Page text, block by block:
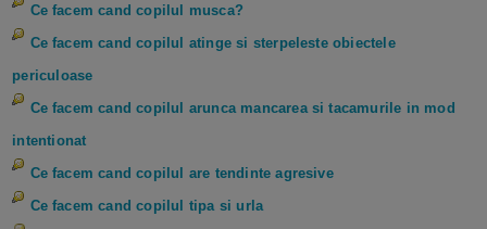
Ce facem cand copilul musca?
Ce facem cand copilul atinge si sterpeleste obiectele
periculoase
Ce facem cand copilul arunca mancarea si tacamurile in mod
intentionat
Ce facem cand copilul are tendinte agresive
Ce facem cand copilul tipa si urla